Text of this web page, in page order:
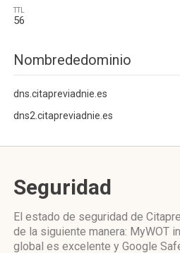
TTL
56
Nombrededominio
dns.citapreviadnie.es
dns2.citapreviadnie.es
Seguridad
El estado de seguridad de
de la siguiente manera: MyWOT
global es excelente y Google